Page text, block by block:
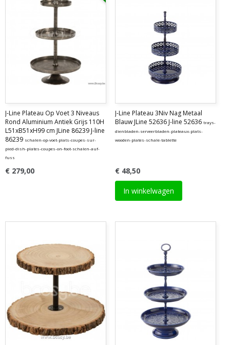
J-Line Plateau Op Voet 3 Niveaus
Rond Aluminium Antiek Grijs 110H
L51xB51xH99 cm JLine 86239 J-line
86239 schalen-op-voet-plats-coupes-sur-
pied-dish-plates-coupes-on-foot-schalen-auf-
fuss
€ 279,00
J-Line Plateau 3Niv Nag Metaal
Blauw JLine 52636 J-line 52636 trays-
dienbladen-serveerbladen-plateaux-plats-
wooden-plates-schale-tablette
€ 48,50
In winkelwagen